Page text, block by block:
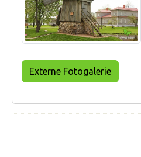
Externe Fotogalerie